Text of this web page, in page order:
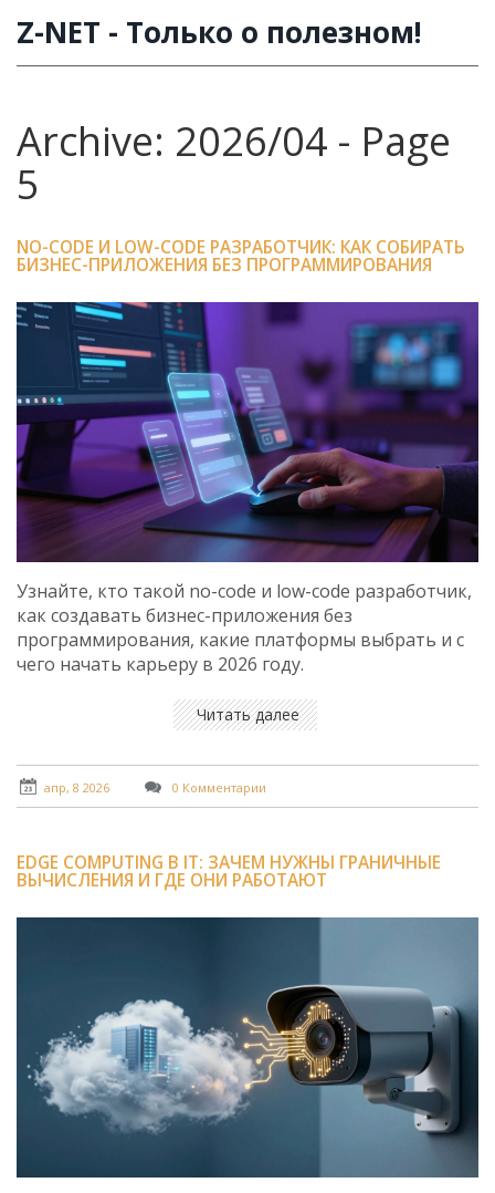
Z-NET - Только о полезном!
Archive: 2026/04 - Page
5
NO-CODE И LOW-CODE РАЗРАБОТЧИК: КАК СОБИРАТЬ
БИЗНЕС-ПРИЛОЖЕНИЯ БЕЗ ПРОГРАММИРОВАНИЯ
Узнайте, кто такой no-code и low-code разработчик,
как создавать бизнес-приложения без
программирования, какие платформы выбрать и с
чего начать карьеру в 2026 году.
Читать далее
апр, 8 2026 0 Комментарии
EDGE COMPUTING В IT: ЗАЧЕМ НУЖНЫ ГРАНИЧНЫЕ
ВЫЧИСЛЕНИЯ И ГДЕ ОНИ РАБОТАЮТ